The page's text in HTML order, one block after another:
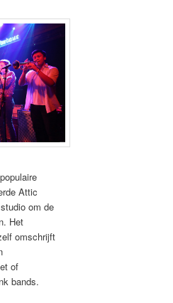
Attic
om de
Het
omschrijft
of
bands.